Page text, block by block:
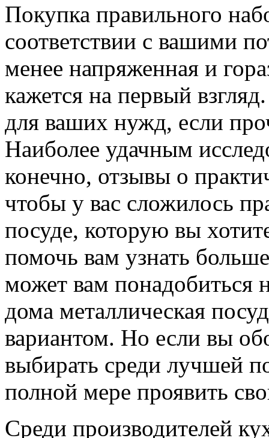
Покупка правильного
соответствии с вашими
менее напряженная и
кажется на первый
для ваших нужд, если
Наиболее удачным
конечно, отзывы о
чтобы у вас сложилось
посуде, которую вы
помочь вам узнать
может вам понадобиться
дома металлическая
вариантом. Но если вы
выбирать среди лучшей
полной мере проявить
Среди производителей